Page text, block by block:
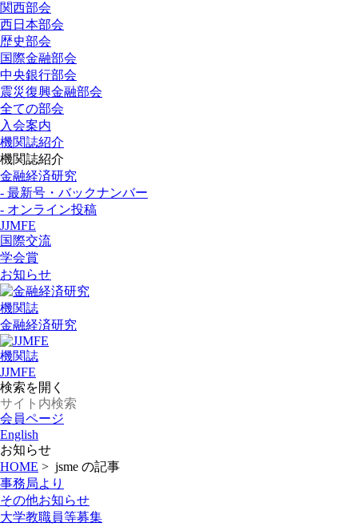
関西部会
西日本部会
歴史部会
国際金融部会
中央銀行部会
震災復興金融部会
全ての部会
入会案内
機関誌紹介
機関誌紹介
金融経済研究
- 最新号・バックナンバー
- オンライン投稿
JJMFE
国際交流
学会賞
お知らせ
機関誌
金融経済研究
機関誌
JJMFE
検索を開く
会員ページ
English
お知らせ
HOME > jsme の記事
事務局より
その他お知らせ
大学教職員等募集